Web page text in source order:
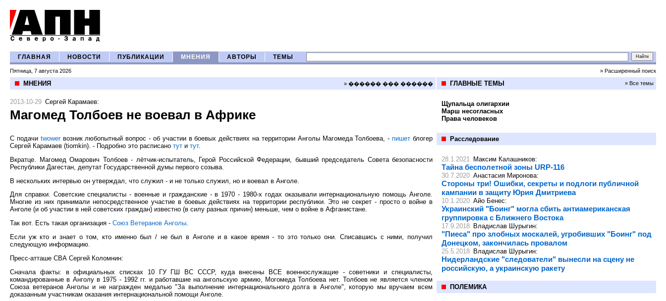
ГЛАВНАЯ НОВОСТИ ПУБЛИКАЦИИ МНЕНИЯ АВТОРЫ ТЕМЫ
Пятница, 7 августа 2026 » Расширенный поиск
МНЕНИЯ » ������ ��� ������
2013-10-29 Сергей Карамаев:
Магомед Толбоев не воевал в Африке
C подачи twowerвозник любопытный вопрос - об участии в боевых действиях на территории Анголы Магомеда Толбоева, -пишет блогер
Сергей Карамаев (tiomkin). - Подробно это расписано тут и тут.
Вкратце. Магомед Омарович Толбоев - лётчик-испытатель, Герой Российской Федерации, бывший председатель Совета безопасности
Республики Дагестан, депутат Государственной думы первого созыва.
В нескольких интервью он утверждал, что служил - и не только служил, но и воевал в Анголе.
Для справки. Советские специалисты - военные и гражданские - в 1970 - 1980-х годах оказывали интернациональную помощь Анголе.
Многие из них принимали непосредственное участие в боевых действиях на территории республики. Это не секрет - просто о войне в
Анголе (и об участии в ней советских граждан) известно (в силу разных причин) меньше, чем о войне в Афганистане.
Так вот. Есть такая организация - Союз Ветеранов Анголы.
Если уж кто и знает о том, кто именно был / не был в Анголе и в какое время - то это только они. Списавшись с ними, получил
следующую информацию.
Пресс-атташе СВА Сергей Коломнин:
Сначала факты: в официальных списках 10 ГУ ГШ ВС СССР, куда внесены ВСЕ военнослужащие - советники и специалисты,
командированные в Анголу в 1975 - 1992 гг. и работавшие на ангольскую армию, Могомеда Толбоева нет. Толбоев не является членом
Союза ветеранов Анголы и не награжден медалью "За выполнение интернационального долга в Анголе", которую мы вручаем всем
доказанным участникам оказания интернациональной помощи Анголе.
ГЛАВНЫЕ ТЕМЫ » Все темы
Щупальца олигархии
Марш несогласных
Права человеков
Расследование
28.1.2021 Максим Калашников:
Тайна бесполетной зоны URР-116
30.7.2020 Анастасия Миронова:
Стороны три! Ошибки, секреты и подлоги публичной
кампании в защиту Юрия Дмитриева
10.1.2020 Айо Бенес:
Украинский "Боинг" могла сбить антиамериканская
группировка с Ближнего Востока
17.9.2018 Владислав Шурыгин:
"Пиеса" про злобных москалей, угробивших "Боинг" под
Донецком, закончилась провалом
25.5.2018 Владислав Шурыгин:
Нидерландские "следователи" вынесли на сцену не
российскую, а украинскую ракету
ПОЛЕМИКА